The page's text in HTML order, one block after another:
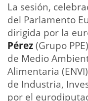
La sesión,
del Parlamento
dirigida por la
Pérez(Grupo
de Medio
Alimentaria
de Industria,
por el